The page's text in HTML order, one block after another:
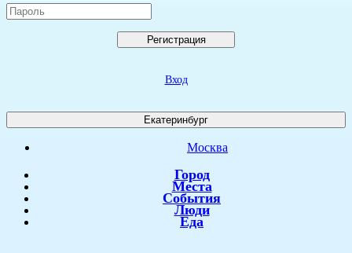
Регистрация
Вход
Екатеринбург
Москва
Город
Места
События
Люди
Еда